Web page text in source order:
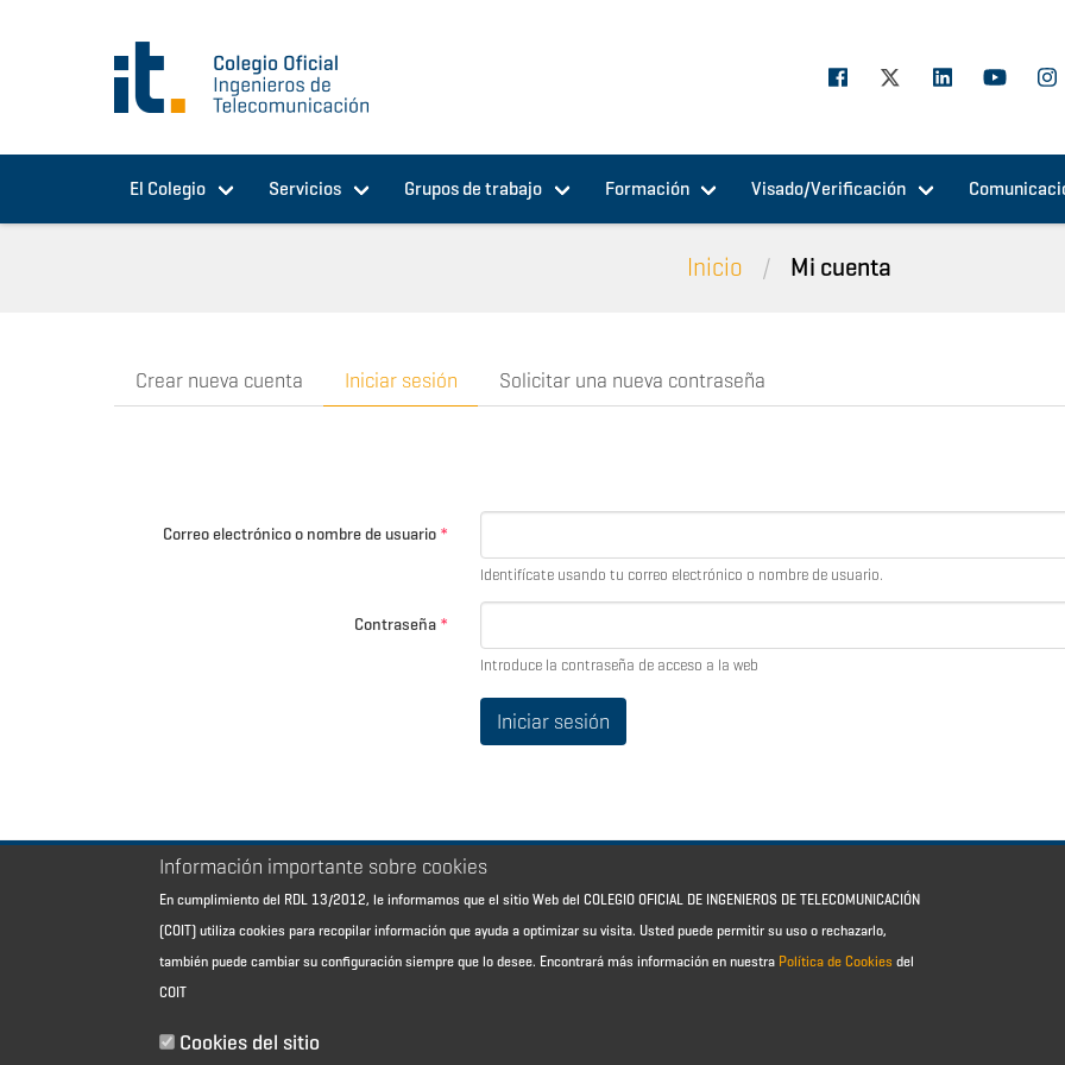
El Colegio Servicios Grupos de trabajo Formación Visado/Verificación
Inicio Mi cuenta
Crear nueva cuenta Iniciar sesión Solicitar una nueva contraseña
Correo electrónico o nombre de usuario *
Identifícate usando tu correo electrónico o nombre de usuario.
Contraseña *
Introduce la contraseña de acceso a la web
Contacto
Política de cookies
Política de reembolso
Información importante sobre cookies
En cumplimiento del RDL 13/2012, le informamos que el sitio Web del COLEGIO OFICIAL DE INGENIEROS DE TELECOMUNICACIÓN
(COIT) utiliza cookies para recopilar información que ayuda a optimizar su visita. Usted puede permitir su uso o rechazarlo,
también puede cambiar su configuración siempre que lo desee. Encontrará más información en nuestra Política de Cookies del
COIT
Cookies del sitio